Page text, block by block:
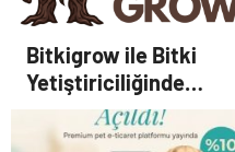
Bitkigrow ile Bitki
Yetiştiriciliğinde
Doğru Ekipman ve
Ürün Seçimi